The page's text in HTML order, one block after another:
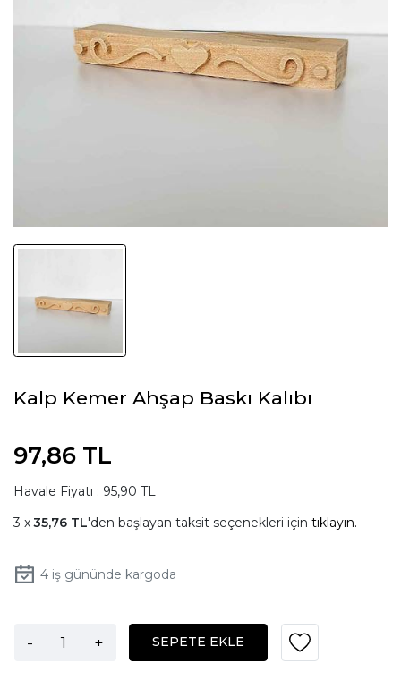
Kalp Kemer Ahşap Baskı Kalıbı
97,86 TL
Havale Fiyatı : 95,90 TL
35,76 TL'den başlayan taksit seçenekleri için tıklayın.
4iş gününde kargoda
- + SEPETE EKLE